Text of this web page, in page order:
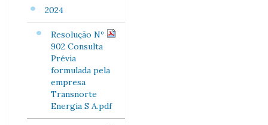
2024
Resolução Nº
902 Consulta
Prévia
formulada pela
empresa
Transnorte
Energia S A.pdf